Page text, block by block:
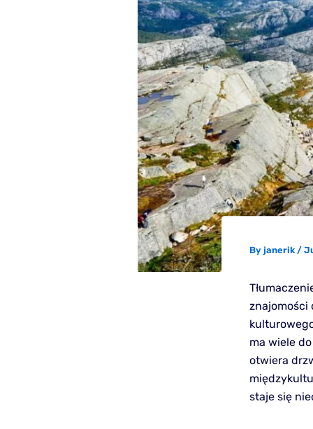
By janerik /
znajomości
ma wiele
otwiera
staje się